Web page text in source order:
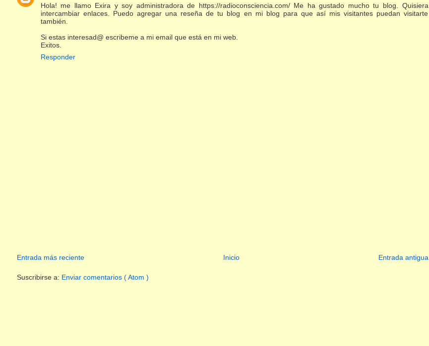
Hola! me llamo Exira y soy administradora de https://radioconsciencia.com/ Me ha gustado mucho tu blog. Quisiera
intercambiar enlaces. Puedo agregar una reseña de tu blog en mi blog para que así mis visitantes puedan visitarte
también.
Si estas interesad@ escribeme a mi email que está en mi web.
Exitos.
Responder
Entrada más reciente Entrada antigua
Inicio
Suscribirse a: Enviar comentarios ( Atom )